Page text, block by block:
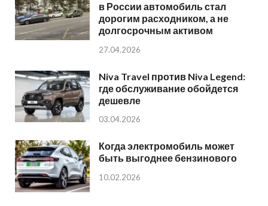
в России автомобиль стал
дорогим расходником, а не
долгосрочным активом
27.04.2026
Niva Travel против Niva Legend:
где обслуживание обойдется
дешевле
03.04.2026
Когда электромобиль может
быть выгоднее бензинового
10.02.2026